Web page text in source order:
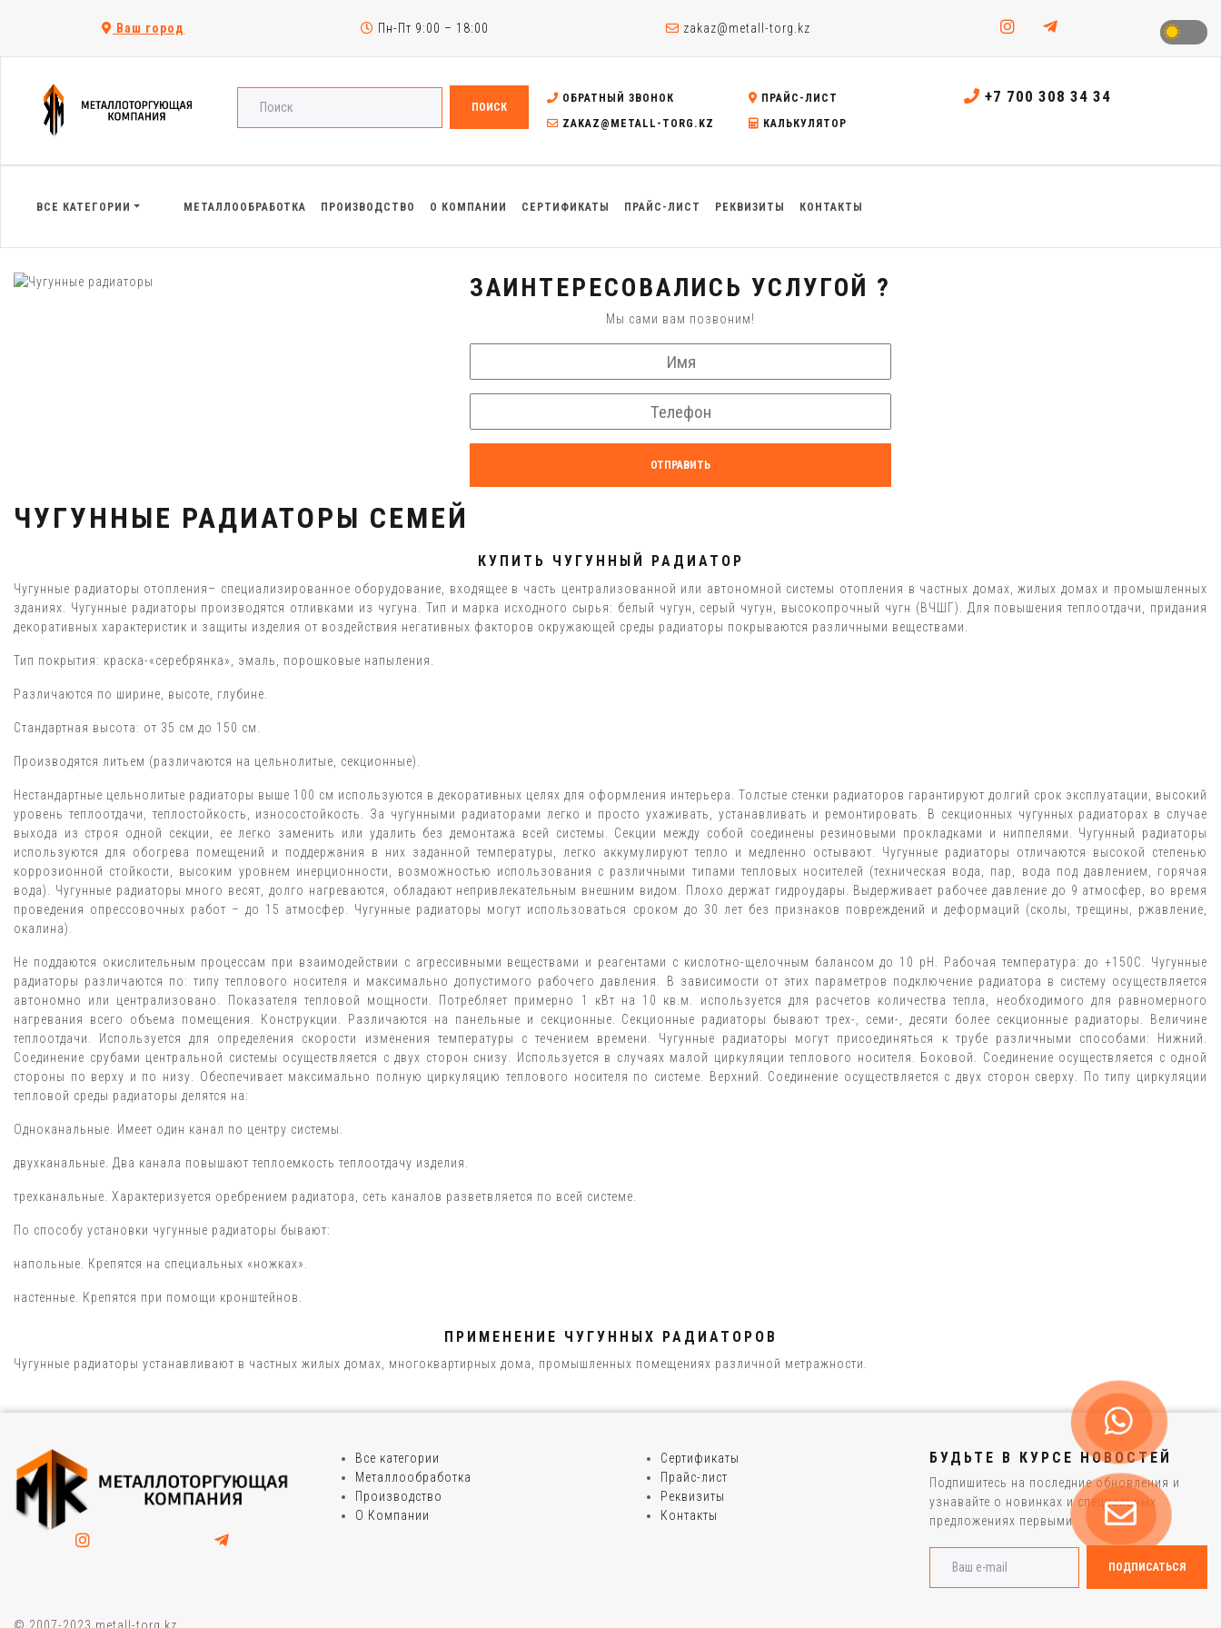
Ваш город Пн-Пт 9:00 – 18:00 zakaz@metall-torg.kz
ПОИСК
ОБРАТНЫЙ ЗВОНОК
ПРАЙС-ЛИСТ
ZAKAZ@METALL-TORG.KZ
КАЛЬКУЛЯТОР
+7 700 308 34 34
ВСЕ КАТЕГОРИИ МЕТАЛЛООБРАБОТКА ПРОИЗВОДСТВО О КОМПАНИИ СЕРТИФИКАТЫ ПРАЙС-ЛИСТ РЕКВИЗИТЫ КОНТАКТЫ
ЗАИНТЕРЕСОВАЛИСЬ УСЛУГОЙ ?
Мы сами вам позвоним!
ОТПРАВИТЬ
ЧУГУННЫЕ РАДИАТОРЫ СЕМЕЙ
КУПИТЬ ЧУГУННЫЙ РАДИАТОР
Чугунные радиаторы отопления– специализированное оборудование, входящее в часть централизованной или автономной системы отопления в частных домах, жилых домах и промышленных
зданиях. Чугунные радиаторы производятся отливками из чугуна. Тип и марка исходного сырья: белый чугун, серый чугун, высокопрочный чугн (ВЧШГ). Для повышения теплоотдачи, придания
декоративных характеристик и защиты изделия от воздействия негативных факторов окружающей среды радиаторы покрываются различными веществами.
Тип покрытия: краска-«серебрянка», эмаль, порошковые напыления.
Различаются по ширине, высоте, глубине.
Стандартная высота: от 35 см до 150 см.
Производятся литьем (различаются на цельнолитые, секционные).
Нестандартные цельнолитые радиаторы выше 100 см используются в декоративных целях для оформления интерьера. Толстые стенки радиаторов гарантируют долгий срок эксплуатации, высокий
уровень теплоотдачи, теплостойкость, износостойкость. За чугунными радиаторами легко и просто ухаживать, устанавливать и ремонтировать. В секционных чугунных радиаторах в случае
выхода из строя одной секции, ее легко заменить или удалить без демонтажа всей системы. Секции между собой соединены резиновыми прокладками и ниппелями. Чугунный радиаторы
используются для обогрева помещений и поддержания в них заданной температуры, легко аккумулируют тепло и медленно остывают. Чугунные радиаторы отличаются высокой степенью
коррозионной стойкости, высоким уровнем инерционности, возможностью использования с различными типами тепловых носителей (техническая вода, пар, вода под давлением, горячая
вода). Чугунные радиаторы много весят, долго нагреваются, обладают непривлекательным внешним видом. Плохо держат гидроудары. Выдерживает рабочее давление до 9 атмосфер, во время
проведения опрессовочных работ – до 15 атмосфер. Чугунные радиаторы могут использоваться сроком до 30 лет без признаков повреждений и деформаций (сколы, трещины, ржавление,
окалина).
Не поддаются окислительным процессам при взаимодействии с агрессивными веществами и реагентами с кислотно-щелочным балансом до 10 pH. Рабочая температура: до +150С. Чугунные
радиаторы различаются по: типу теплового носителя и максимально допустимого рабочего давления. В зависимости от этих параметров подключение радиатора в систему осуществляется
автономно или централизовано. Показателя тепловой мощности. Потребляет примерно 1 кВт на 10 кв.м. используется для расчетов количества тепла, необходимого для равномерного
нагревания всего объема помещения. Конструкции. Различаются на панельные и секционные. Секционные радиаторы бывают трех-, семи-, десяти более секционные радиаторы. Величине
теплоотдачи. Используется для определения скорости изменения температуры с течением времени. Чугунные радиаторы могут присоединяться к трубе различными способами: Нижний.
Соединение срубами центральной системы осуществляется с двух сторон снизу. Используется в случаях малой циркуляции теплового носителя. Боковой. Соединение осуществляется с одной
стороны по верху и по низу. Обеспечивает максимально полную циркуляцию теплового носителя по системе. Верхний. Соединение осуществляется с двух сторон сверху. По типу циркуляции
тепловой среды радиаторы делятся на:
Одноканальные. Имеет один канал по центру системы.
двухканальные. Два канала повышают теплоемкость теплоотдачу изделия.
трехканальные. Характеризуется оребрением радиатора, сеть каналов разветвляется по всей системе.
По способу установки чугунные радиаторы бывают:
напольные. Крепятся на специальных «ножках».
настенные. Крепятся при помощи кронштейнов.
ПРИМЕНЕНИЕ ЧУГУННЫХ РАДИАТОРОВ
Чугунные радиаторы устанавливают в частных жилых домах, многоквартирных дома, промышленных помещениях различной метражности.
Все категории
Металлообработка
Производство
О Компании
Сертификаты
Прайс-лист
Реквизиты
Контакты
БУДЬТЕ В КУРСЕ НОВОСТЕЙ
Подпишитесь на последние обновления и
узнавайте о новинках и специальных
предложениях первыми